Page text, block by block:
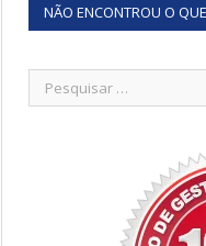
NÃO ENCONTROU O